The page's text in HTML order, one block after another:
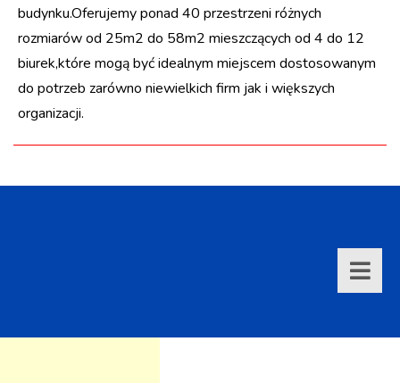
budynku.Oferujemy ponad 40 przestrzeni różnych
rozmiarów od 25m2 do 58m2 mieszczących od 4 do 12
biurek,które mogą być idealnym miejscem dostosowanym
do potrzeb zarówno niewielkich firm jak i większych
organizacji.